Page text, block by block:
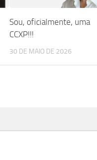
Sou, oficialmente, uma
CCXP!!!
30 DE MAIO DE 2026